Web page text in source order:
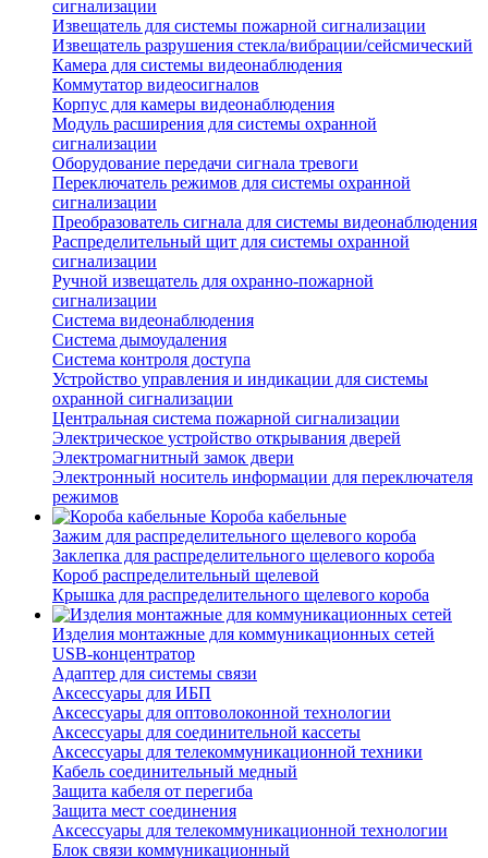
сигнализации
Извещатель для системы пожарной сигнализации
Извещатель разрушения стекла/вибрации/сейсмический
Камера для системы видеонаблюдения
Коммутатор видеосигналов
Корпус для камеры видеонаблюдения
Модуль расширения для системы охранной
сигнализации
Оборудование передачи сигнала тревоги
Переключатель режимов для системы охранной
сигнализации
Преобразователь сигнала для системы видеонаблюдения
Распределительный щит для системы охранной
сигнализации
Ручной извещатель для охранно-пожарной
сигнализации
Система видеонаблюдения
Система дымоудаления
Система контроля доступа
Устройство управления и индикации для системы
охранной сигнализации
Центральная система пожарной сигнализации
Электрическое устройство открывания дверей
Электромагнитный замок двери
Электронный носитель информации для переключателя
режимов
Короба кабельные
Зажим для распределительного щелевого короба
Заклепка для распределительного щелевого короба
Короб распределительный щелевой
Крышка для распределительного щелевого короба
Изделия монтажные для коммуникационных сетей
USB-концентратор
Адаптер для системы связи
Аксессуары для ИБП
Аксессуары для оптоволоконной технологии
Аксессуары для соединительной кассеты
Аксессуары для телекоммуникационной техники
Кабель соединительный медный
Защита кабеля от перегиба
Защита мест соединения
Аксессуары для телекоммуникационной технологии
Блок связи коммуникационный